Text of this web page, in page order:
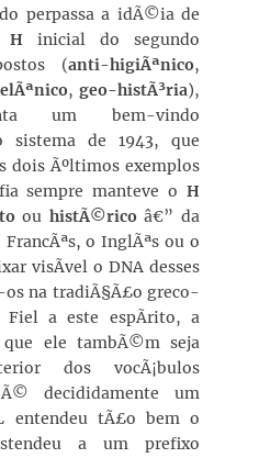
perpassa a idÃ©ia de
H inicial do segundo
(anti-higiÃªnico,
, geo-histÃ³ria),
um bem-vindo
sistema de 1943, que
dois Ãºltimos exemplos
sempre manteve o H
ou histÃ©ricoâ€” da
o InglÃªs ou o
visÃ­vel o DNA desses
na tradiÃ§Ã£o greco-
Fiel a este espÃ­rito, a
que ele tambÃ©m seja
dos vocÃ¡bulos
decididamente um
entendeu tÃ£o bem o
a um prefixo